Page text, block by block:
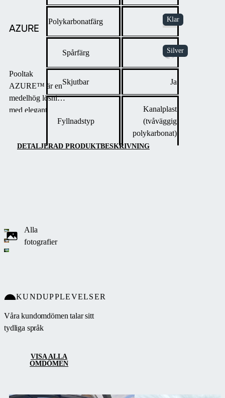
AZURE
Pooltak
AZURE™ är en
medelhög lösning
med elegant
radie av
finns i silver eller
antracit.
DETALJERAD PRODUKTBESKRIVNING
Polykarbonatfärg
Spårfärg
Skjutbar Ja
Fyllnadstyp
Kanalplast
(tvåväggig
polykarbonat)
Alla
fotografier
KUNDUPPLEVELSER
Våra kundomdömen talar sitt
tydliga språk
VISA ALLA
OMDÖMEN